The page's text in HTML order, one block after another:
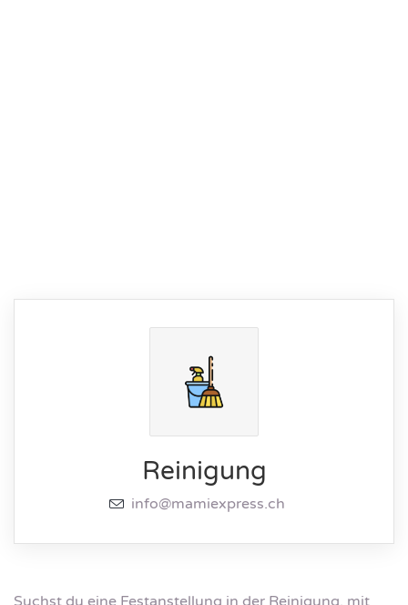
Reinigung
info@mamiexpress.ch
Suchst du eine Festanstellung in der Reinigung, mit